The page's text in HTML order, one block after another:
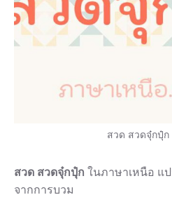
สวด สวดจุ๋กปุ๋ก
สวด สวดจุ๋กปุ๋ก ในภาษาเหนือ แ
จากการบวม